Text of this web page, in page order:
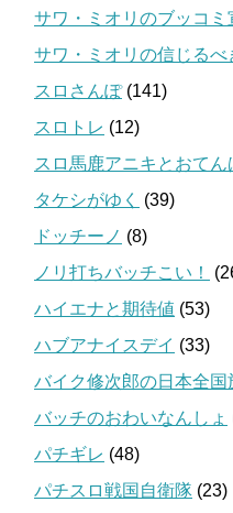
サワ・ミオリのブッコミ
サワ・ミオリの信じるべ
スロさんぽ(141)
スロトレ (12)
スロ馬鹿アニキとおてん
タケシがゆく
(39)
ドッチーノ (8)
ノリ打ちバッチこい！
ハイエナと期待値 (53)
ハブアナイスデイ (33)
バイク修次郎の日本全国
バッチのおわいなんしょ
パチギレ (48)
パチスロ戦国自衛隊 (23)